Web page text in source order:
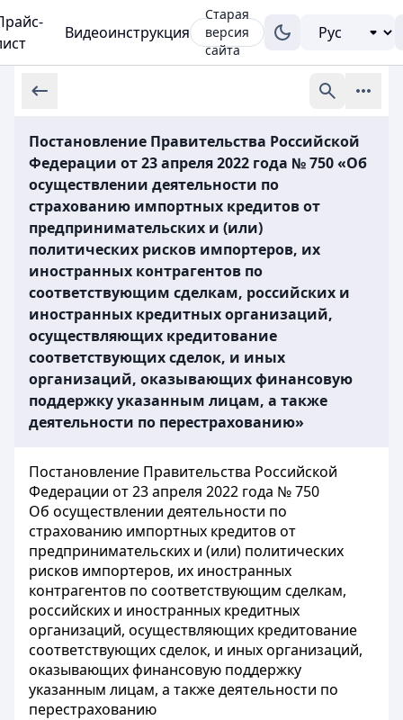
Видеоинструкция
Старая
версия
сайта
Постановление Правительства Российской
Федерации от 23 апреля 2022 года № 750 «Об
осуществлении деятельности по
страхованию импортных кредитов от
предпринимательских и (или)
политических рисков импортеров, их
иностранных контрагентов по
соответствующим сделкам, российских и
иностранных кредитных организаций,
осуществляющих кредитование
соответствующих сделок, и иных
организаций, оказывающих финансовую
поддержку указанным лицам, а также
деятельности по перестрахованию»
Постановление Правительства Российской
Федерации от 23 апреля 2022 года № 750
Об осуществлении деятельности по
страхованию импортных кредитов от
предпринимательских и (или) политических
рисков импортеров, их иностранных
контрагентов по соответствующим сделкам,
российских и иностранных кредитных
организаций, осуществляющих кредитование
соответствующих сделок, и иных организаций,
оказывающих финансовую поддержку
указанным лицам, а также деятельности по
перестрахованию